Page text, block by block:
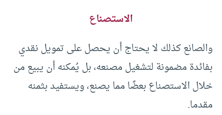
الاستصناع
والصانع كذلك لا يحتاج أن يحصل على تمويل نقدي
بفائدة مضمونة لتشغيل مصنعه، بل يُمكنه أن يبيع من
خلال الاستصناع بعضًا مما يصنع، ويستفيد بثمنه
مقدما.